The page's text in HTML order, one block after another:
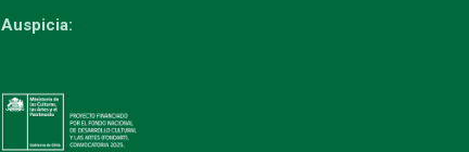
Auspicia: